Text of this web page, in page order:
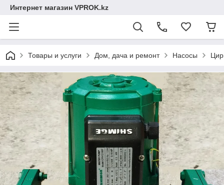
Интернет магазин VPROK.kz
Товары и услуги Дом, дача и ремонт Насосы